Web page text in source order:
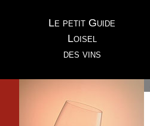
Le petit Guide
Loisel
des vins